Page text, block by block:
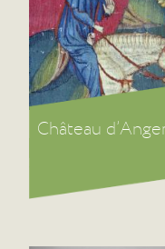
Château